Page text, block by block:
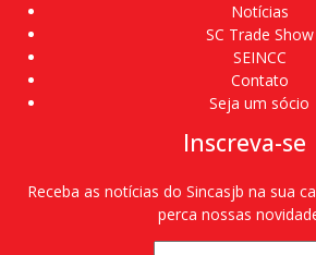
Notícias
SC Trade Show
SEINCC
Contato
Seja um sócio
Inscreva-se
Receba as notícias do Sincasjb na sua
perca nossas